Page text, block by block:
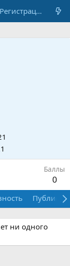
Регистрация
Баллы
0
ни одного